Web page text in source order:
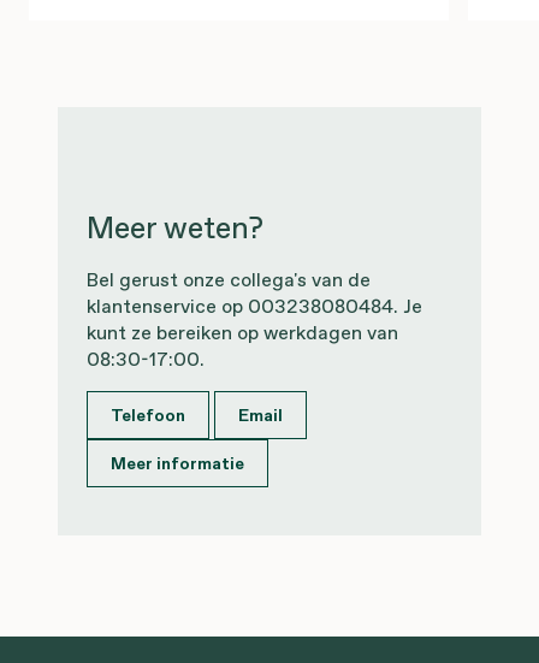
Meer weten?
Bel gerust onze collega's van de
klantenservice op 003238080484. Je
kunt ze bereiken op werkdagen van
08:30-17:00.
Telefoon
Email
Meer informatie